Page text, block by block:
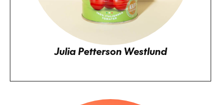
Julia Petterson Westlund